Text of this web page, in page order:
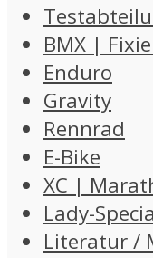
BMX |
Enduro
Gravity
Rennrad
E-Bike
XC |
Lady-
Literatur /